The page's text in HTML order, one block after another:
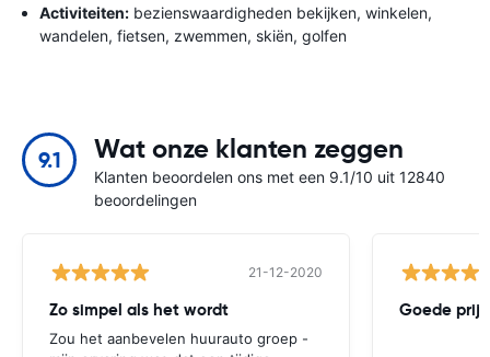
Activiteiten: bezienswaardigheden bekijken, winkelen,
wandelen, fietsen, zwemmen, skiën, golfen
9.1 Wat onze klanten zeggen
Klanten beoordelen ons met een 9.1/10 uit 12840
beoordelingen
21-12-2020
Zo simpel als het wordt
Zou het aanbevelen huurauto groep -
Goede